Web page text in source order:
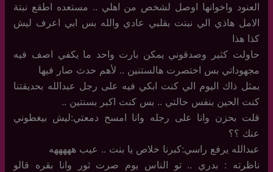
العنود واخوانها اوصل لشخص من اهلي .. مستعده اطقع نبتة
الامل هاذي الي نبتت بقلبي عادي والله بس ابي اعرف ليش
كذا هذا
حاولت كثير وصدقوني يمكن بارت واحد ما يكفي اصف فيه
مجهوداتي بس اختصرت هالستنين .. لأهم حدث صار فيها
بمثل ذاك اليوم الي كنت ابكي فيه على رجل عبدالله بحديقتنا
كنت الحين بنفس حالتي .. بس كنت اكبر بسنتين ..
قلت بحزن وانا على رجله وانا امسح دمعتي:ليش بيغطوني
عنك ؟؟
عبدالله يرفع راسي:كبرنا خلاص يا بنت .. عيب هههههه
ناظرته : بدري .. تو الناس يوم صرت ثور وانا بقره قالو